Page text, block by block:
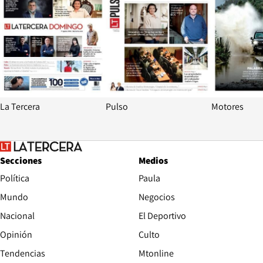
La Tercera Pulso Motores
Secciones
Política
Mundo
Nacional
Opinión
Tendencias
Medios
Paula
Negocios
El Deportivo
Culto
Mtonline